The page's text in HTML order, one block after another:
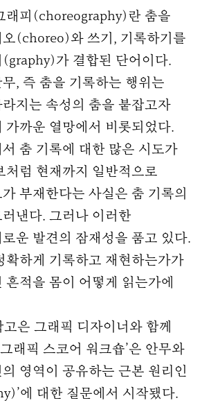
래피(choreography)란 춤을
오(choreo)와 쓰기, 기록하기를
가 결합된 단어이다.
, 즉 춤을 기록하는 행위는
지는 속성의 춤을 붙잡고자
가까운 열망에서 비롯되었다.
춤 기록에 대한 많은 시도가
처럼 현재까지 일반적으로
부재한다는 사실은 춤 기록의
낸다. 그러나 이러한
운 발견의 잠재성을 품고 있다.
확하게 기록하고 재현하는가가
흔적을 몸이 어떻게 읽는가에
은 그래픽 디자이너와 함께
래픽 스코어 워크숍’은 안무와
영역이 공유하는 근본 원리인
에 대한 질문에서 시작됐다.